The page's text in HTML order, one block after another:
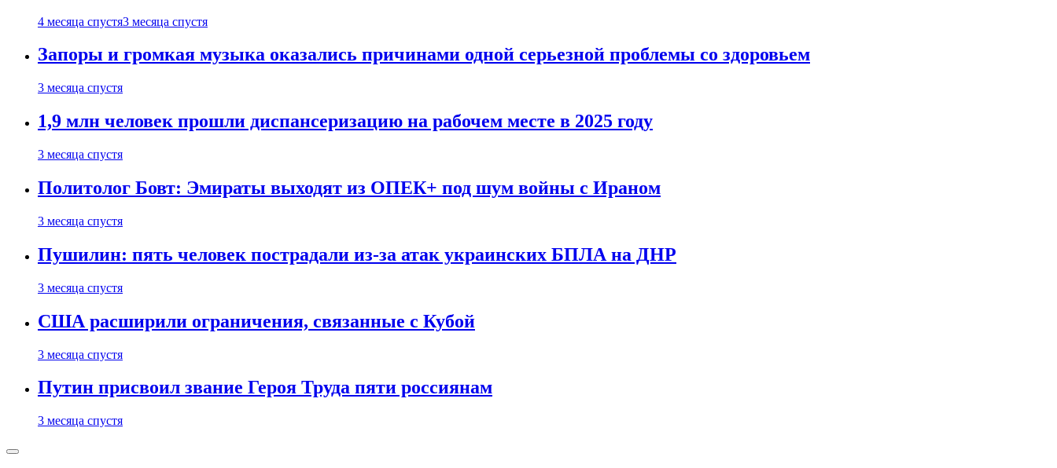
4 месяца спустя3 месяца спустя
Запоры и громкая музыка оказались причинами одной серьезной проблемы со здоровьем
3 месяца спустя
1,9 млн человек прошли диспансеризацию на рабочем месте в 2025 году
3 месяца спустя
Политолог Бовт: Эмираты выходят из ОПЕК+ под шум войны с Ираном
3 месяца спустя
Пушилин: пять человек пострадали из-за атак украинских БПЛА на ДНР
3 месяца спустя
США расширили ограничения, связанные с Кубой
3 месяца спустя
Путин присвоил звание Героя Труда пяти россиянам
3 месяца спустя